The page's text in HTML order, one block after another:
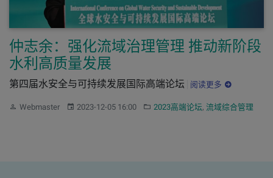
仲志余：强化流域治理管理 推动新阶段
水利高质量发展
第四届水安全与可持续发展国际高端论坛 阅读更多
作者：
Webmaster 发布：2023-12-05 16:00 分类：
2023高端论坛, 流域综合管理